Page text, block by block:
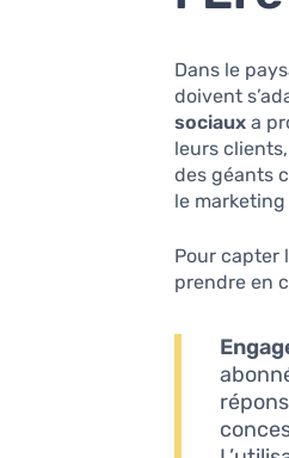
Dans le
doivent
sociaux a
leurs
des géants
le
Pour capter
prendre en